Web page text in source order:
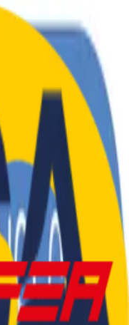
—
Tots els drets